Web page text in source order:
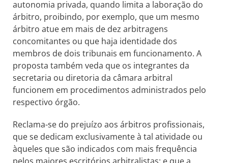
autonomia privada, quando limita a laboração do
árbitro, proibindo, por exemplo, que um mesmo
árbitro atue em mais de dez arbitragens
concomitantes ou que haja identidade dos
membros de dois tribunais em funcionamento. A
proposta também veda que os integrantes da
secretaria ou diretoria da câmara arbitral
funcionem em procedimentos administrados pelo
respectivo órgão.
Reclama-se do prejuízo aos árbitros profissionais,
que se dedicam exclusivamente à tal atividade ou
àqueles que são indicados com mais frequência
pelos maiores escritórios arbitralistas; e que a